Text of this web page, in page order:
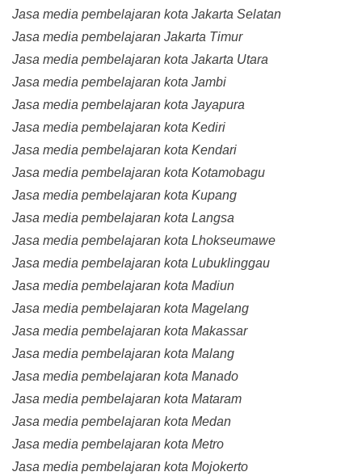
Jasa media pembelajaran kota Jakarta Selatan
Jasa media pembelajaran Jakarta Timur
Jasa media pembelajaran kota Jakarta Utara
Jasa media pembelajaran kota Jambi
Jasa media pembelajaran kota Jayapura
Jasa media pembelajaran kota Kediri
Jasa media pembelajaran kota Kendari
Jasa media pembelajaran kota Kotamobagu
Jasa media pembelajaran kota Kupang
Jasa media pembelajaran kota Langsa
Jasa media pembelajaran kota Lhokseumawe
Jasa media pembelajaran kota Lubuklinggau
Jasa media pembelajaran kota Madiun
Jasa media pembelajaran kota Magelang
Jasa media pembelajaran kota Makassar
Jasa media pembelajaran kota Malang
Jasa media pembelajaran kota Manado
Jasa media pembelajaran kota Mataram
Jasa media pembelajaran kota Medan
Jasa media pembelajaran kota Metro
Jasa media pembelajaran kota Mojokerto